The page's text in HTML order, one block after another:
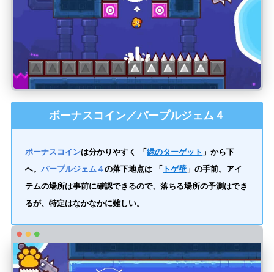
ボーナスコイン／パープルジェム４
ボーナスコインは分かりやすく 「緑のターゲット 」から下
へ。パープルジェム４の落下地点は 「 トゲ壁 」の手前。アイ
テムの場所は事前に確認できるので、落ちる場所の予測はでき
るが、特定はなかなかに難しい。